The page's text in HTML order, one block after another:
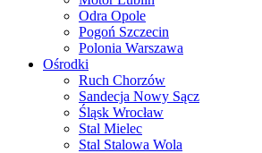
Odra Opole
Pogoń Szczecin
Polonia Warszawa
Ośrodki
Ruch Chorzów
Sandecja Nowy Sącz
Śląsk Wrocław
Stal Mielec
Stal Stalowa Wola